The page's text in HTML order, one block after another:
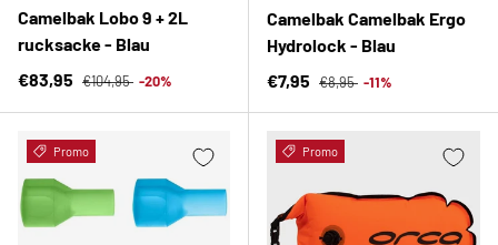
Camelbak Lobo 9 + 2L
rucksacke - Blau
Verkaufspreis
€83,95 Normaler Preis
€104,95 -20%
Camelbak Camelbak Ergo
Hydrolock - Blau
Verkaufspreis
€7,95 Normaler Preis
€8,95 -11%
Promo Promo